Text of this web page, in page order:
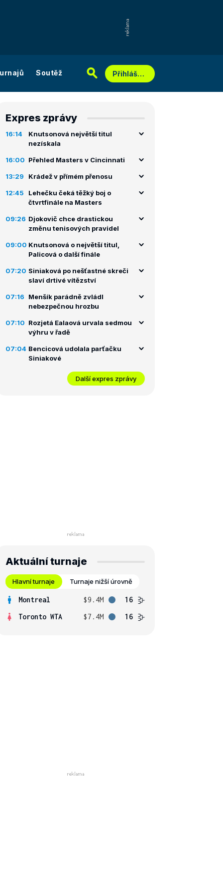
Soutěž Přihlášení
Expres zprávy
16:14
Knutsonová největší titul
nezískala
16:00 Přehled Masters v Cincinnati
13:29 Krádež v přímém přenosu
12:45
Lehečku čeká těžký boj o
čtvrtfinále na Masters
09:26 Djokovič chce drastickou
změnu tenisových pravidel
09:00 Knutsonová o největší titul,
Palicová o další finále
07:20 Siniaková po nešťastné skreči
slaví drtivé vítězství
07:16
Menšík parádně zvládl
nebezpečnou hrozbu
07:10 Rozjetá Ealaová urvala sedmou
výhru v řadě
07:04 Bencicová udolala parťačku
Siniakové
Další expres zprávy
Aktuální turnaje
Hlavní turnaje Turnaje nižší úrovně
Montreal $9.4M
16
Toronto WTA
$7.4M 16